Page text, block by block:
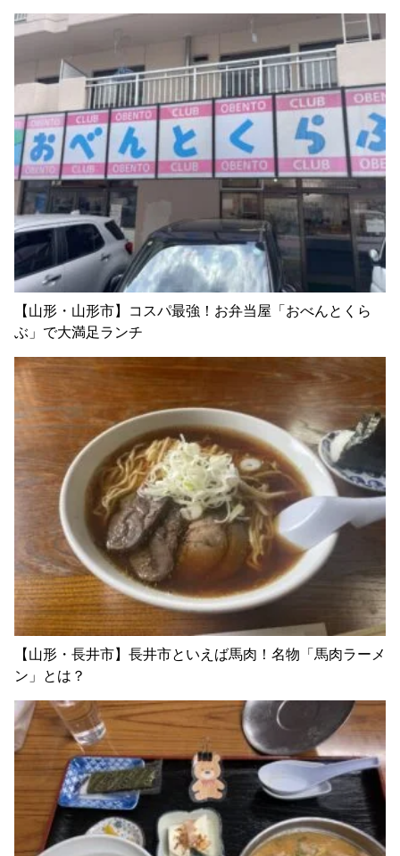
【山形・山形市】コスパ最強！お弁当屋「おべんとくら
ぶ」で大満足ランチ
【山形・長井市】長井市といえば馬肉！名物「馬肉ラーメ
ン」とは？